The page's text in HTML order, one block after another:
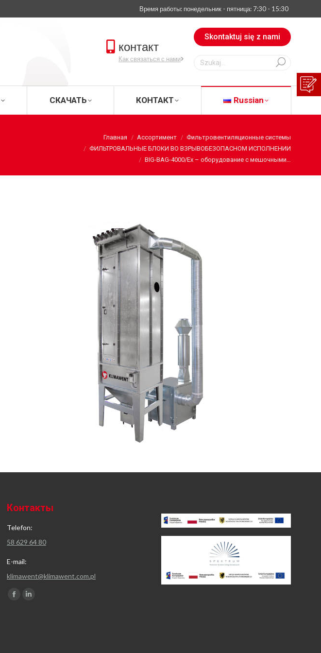
Время работы: понедельник - пятница: 7:30 - 15:30
контакт
Как связаться с нами
Skontaktuj się z nami
СКАЧАТЬ КОНТАКТ Russian
Главная Ассортимент
Фильтровентиляционные системы
ФИЛЬТРОВАЛЬНЫЕ БЛОКИ ВО ВЗРЫВОБЕЗОПАСНОМ ИСПОЛНЕНИИ
BIG-BAG-4000/Ex – оборудование с мешочными…
Контакты
Telefon:
58 629 64 80
E-mail:
klimawent@klimawent.com.pl
Найдите нас:
FacebookLinkedin
КОНТАКТ Russian